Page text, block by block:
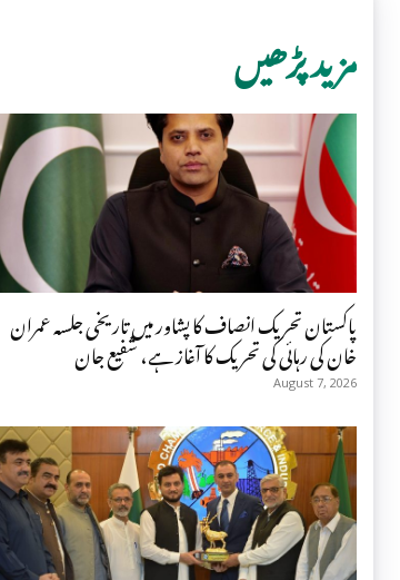
مزید پڑھیں
پاکستان تحریک انصاف کا پشاور میں تاریخی جلسہ عمران
خان کی رہائی کی تحریک کا آغاز ہے، شفیع جان
August 7, 2026